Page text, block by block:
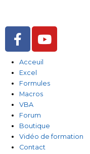
contenu
F
a
c
e
b
o
o
k
-
f
Y
o
u
Acceuil
Excel
Formules
Macros
VBA
Forum
Boutique
Vidéo de formation
Contact